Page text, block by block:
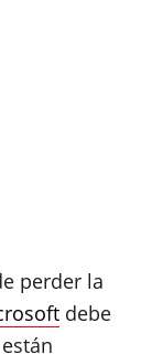
perder la
debe